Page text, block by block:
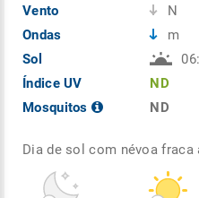
Vento
Ondas
Sol
Índice UV
Mosquitos
N
m
ND
ND
Dia de sol com névoa fraca